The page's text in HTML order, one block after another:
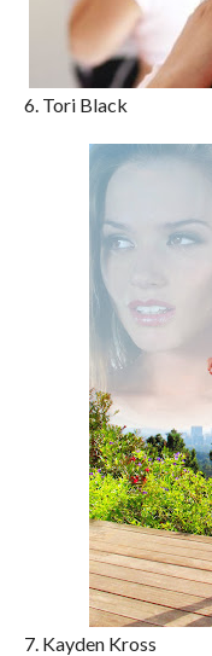
6. Tori Black
7. Kayden Kross